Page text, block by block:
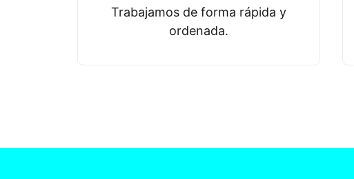
Trabajamos de forma rápida y
ordenada.